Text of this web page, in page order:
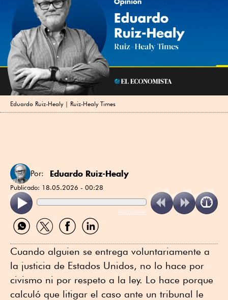
Eduardo Ruiz-Healy | Ruiz-Healy Times
Por: Eduardo Ruiz-Healy
Publicado: 18.05.2026 - 00:28
ReadSpeaker
Compartir
por
Compartir
por
Compartir
por
Compartir
por
Cuando alguien se entrega voluntariamente a
la justicia de Estados Unidos, no lo hace por
civismo ni por respeto a la ley. Lo hace porque
calculó que litigar el caso ante un tribunal le